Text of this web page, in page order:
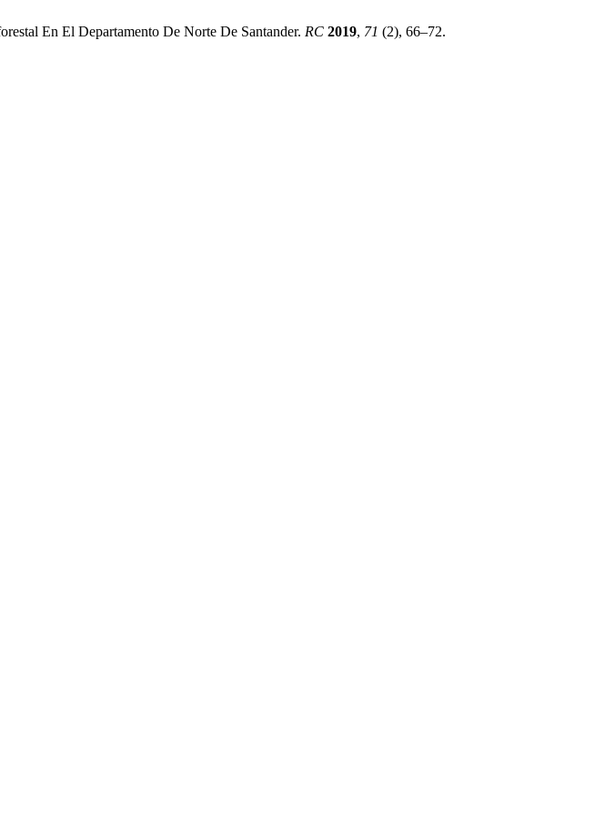
En El Departamento De Norte De Santander. RC 2019, 71 (2), 66–72.